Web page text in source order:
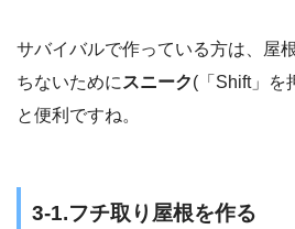
サバイバルで作っている方は、屋
ちないために スニーク(「Shift」を
と便利ですね。
3-1.フチ取り屋根を作る